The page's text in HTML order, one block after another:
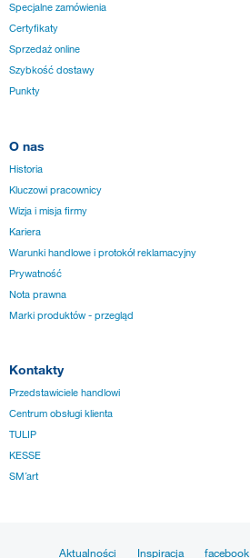
Specjalne zamówienia
Certyfikaty
Sprzedaż online
Szybkość dostawy
Punkty
O nas
Historia
Kluczowi pracownicy
Wizja i misja firmy
Kariera
Warunki handlowe i protokół reklamacyjny
Prywatność
Nota prawna
Marki produktów - przegląd
Kontakty
Przedstawiciele handlowi
Centrum obsługi klienta
TULIP
KESSE
SM´art
Aktualności Inspiracja facebook